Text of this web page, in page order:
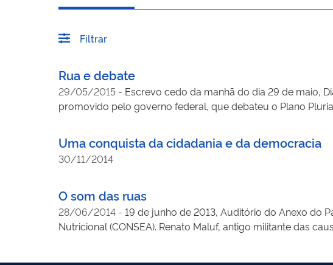
Filtrar
Rua e debate
29/05/2015 - Escrevo cedo da manhã do dia 29 de maio,
promovido pelo governo federal, que debateu o Plano
reivindicações da região Sul do Brasil.
Uma conquista da cidadania e da democracia
30/11/2014
O som das ruas
28/06/2014 - 19 de junho de 2013, Auditório do Anexo do
Nutricional (CONSEA). Renato Maluf, antigo militante das